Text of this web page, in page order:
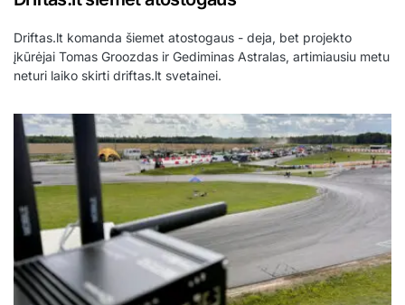
Driftas.lt komanda šiemet atostogaus - deja, bet projekto
įkūrėjai Tomas Groozdas ir Gediminas Astralas, artimiausiu metu
neturi laiko skirti driftas.lt svetainei.